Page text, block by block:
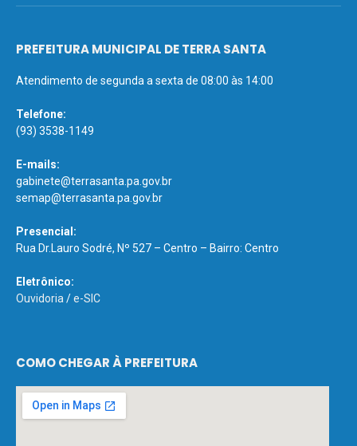
PREFEITURA MUNICIPAL DE TERRA SANTA
Atendimento de segunda a sexta de 08:00 às 14:00
Telefone:
(93) 3538-1149
E-mails:
gabinete@terrasanta.pa.gov.br
semap@terrasanta.pa.gov.br
Presencial:
Rua Dr.Lauro Sodré, Nº 527 – Centro – Bairro: Centro
Eletrônico:
Ouvidoria /e-SIC
COMO CHEGAR À PREFEITURA